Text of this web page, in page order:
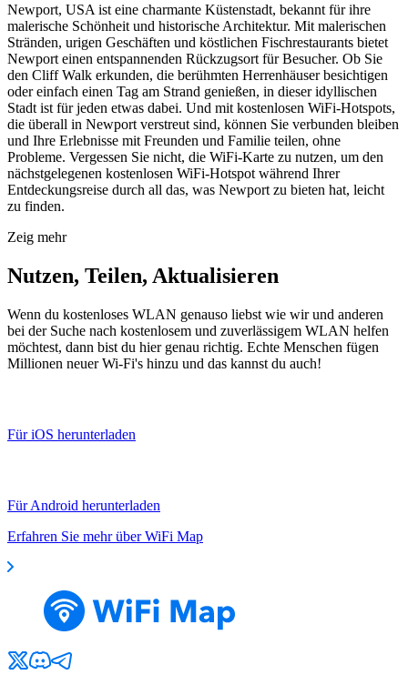
Newport, USA ist eine charmante Küstenstadt, bekannt für ihre
malerische Schönheit und historische Architektur. Mit malerischen
Stränden, urigen Geschäften und köstlichen Fischrestaurants bietet
Newport einen entspannenden Rückzugsort für Besucher. Ob Sie
den Cliff Walk erkunden, die berühmten Herrenhäuser besichtigen
oder einfach einen Tag am Strand genießen, in dieser idyllischen
Stadt ist für jeden etwas dabei. Und mit kostenlosen WiFi-Hotspots,
die überall in Newport verstreut sind, können Sie verbunden bleiben
und Ihre Erlebnisse mit Freunden und Familie teilen, ohne
Probleme. Vergessen Sie nicht, die WiFi-Karte zu nutzen, um den
nächstgelegenen kostenlosen WiFi-Hotspot während Ihrer
Entdeckungsreise durch all das, was Newport zu bieten hat, leicht
zu finden.
Zeig mehr
Nutzen, Teilen, Aktualisieren
Wenn du kostenloses WLAN genauso liebst wie wir und anderen
bei der Suche nach kostenlosem und zuverlässigem WLAN helfen
möchtest, dann bist du hier genau richtig. Echte Menschen fügen
Millionen neuer Wi-Fi's hinzu und das kannst du auch!
Für iOS herunterladen
Für Android herunterladen
Erfahren Sie mehr über WiFi Map